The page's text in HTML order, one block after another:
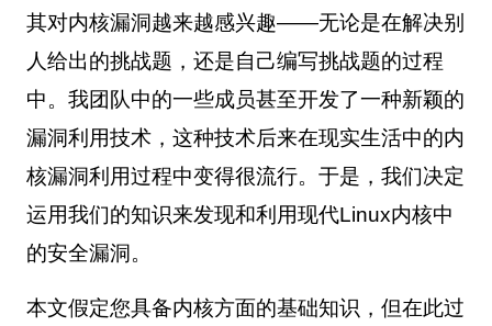
其对内核漏洞越来越感兴趣——无论是在解决别
人给出的挑战题，还是自己编写挑战题的过程
中。我团队中的一些成员甚至开发了一种新颖的
漏洞利用技术，这种技术后来在现实生活中的内
核漏洞利用过程中变得很流行。于是，我们决定
运用我们的知识来发现和利用现代Linux内核中
的安全漏洞。
本文假定您具备内核方面的基础知识，但在此过